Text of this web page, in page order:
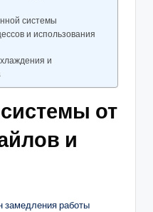
системы
и использования
и
от
и
замедления работы